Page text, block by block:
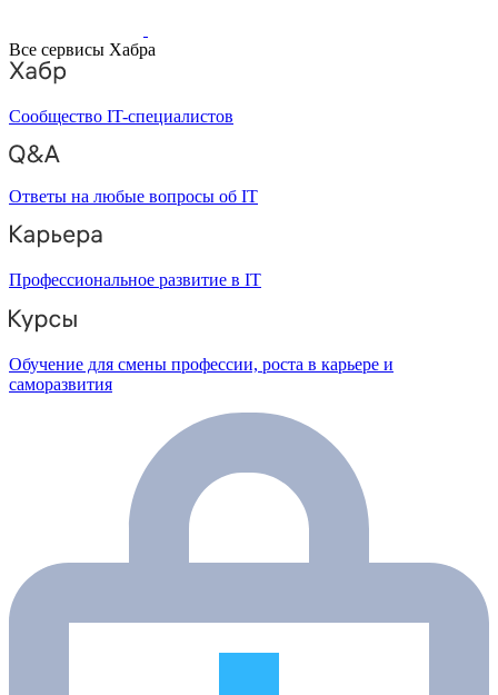
Все сервисы Хабра
Сообщество IT-специалистов
Ответы на любые вопросы об IT
Профессиональное развитие в IT
Обучение для смены профессии, роста в карьере и
саморазвития